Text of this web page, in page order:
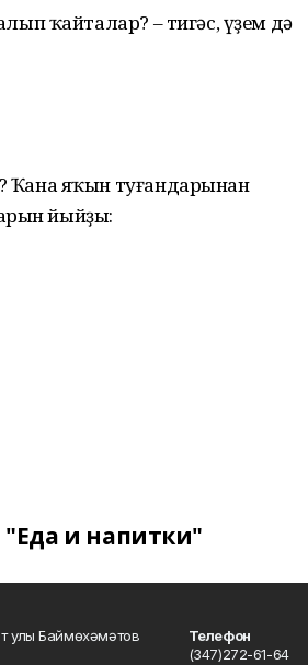
ҡайталар? – тигәс, үҙем дә
Ҡана яҡын туғандарынан
йыйҙы:
"Еда и напитки"
улы Баймөхәмәтов
Телефон
(347)272-61-64